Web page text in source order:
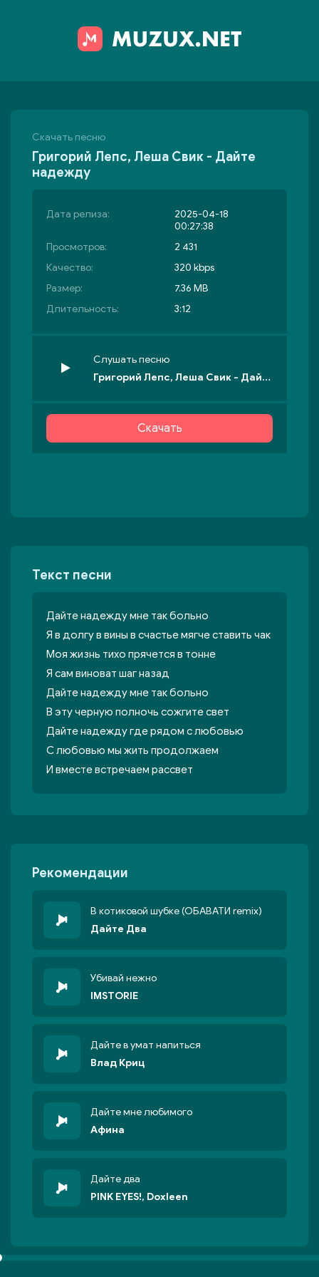
Скачать песню
Григорий Лепс, Леша Свик - Дайте
надежду
Дата релиза:
2025-04-18
00:27:38
Просмотров:
2 431
Качество:
320 kbps
Размер:
7.36 MB
Длительность:
3:12
Слушать песню
Григорий Лепс, Леша Свик - Дайте надежду
Скачать
Текст песни
Дайте надежду мне так больно
Я в долгу в вины в счастье мягче ставить чак
Моя жизнь тихо прячется в тонне
Я сам виноват шаг назад
Дайте надежду мне так больно
В эту черную полночь сожгите свет
Дайте надежду где рядом с любовью
С любовью мы жить продолжаем
И вместе встречаем рассвет
Рекомендации
В котиковой шубке (ОБАВАТИ remix)
Дайте Два
Убивай нежно
IMSTORIE
Дайте в умат напиться
Влад Криц
Дайте мне любимого
Афина
Дайте два
PINK EYES!, Doxleen